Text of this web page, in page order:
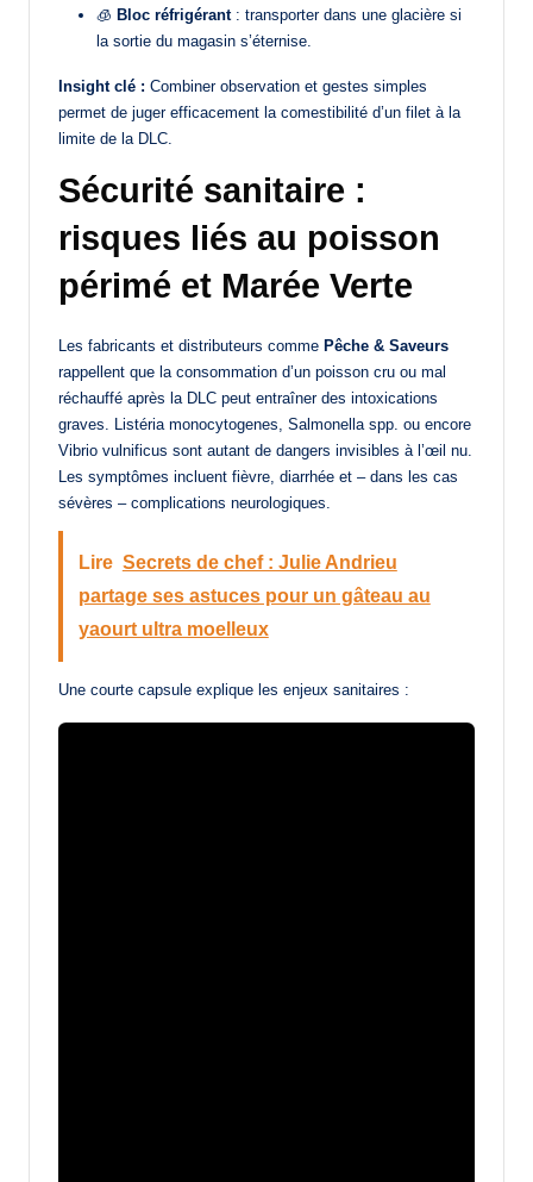
🧊 Bloc réfrigérant: transporter dans une glacière si
la sortie du magasin s’éternise.
Insight clé : Combiner observation et gestes simples
permet de juger efficacement la comestibilité d’un filet à la
limite de la DLC.
Sécurité sanitaire :
risques liés au poisson
périmé et Marée Verte
Les fabricants et distributeurs comme Pêche & Saveurs
rappellent que la consommation d’un poisson cru ou mal
réchauffé après la DLC peut entraîner des intoxications
graves. Listéria monocytogenes, Salmonella spp. ou encore
Vibrio vulnificus sont autant de dangers invisibles à l’œil nu.
Les symptômes incluent fièvre, diarrhée et – dans les cas
sévères – complications neurologiques.
Lire Secrets de chef : Julie Andrieu
partage ses astuces pour un gâteau au
yaourt ultra moelleux
Une courte capsule explique les enjeux sanitaires :